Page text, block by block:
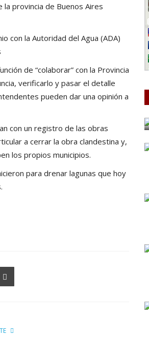
provincia de Buenos Aires
con la Autoridad del Agua (ADA)
de “colaborar” con la Provincia
verificarlo y pasar el detalle
pueden dar una opinión a
con un registro de las obras
a cerrar la obra clandestina y,
los propios municipios.
para drenar lagunas que hoy